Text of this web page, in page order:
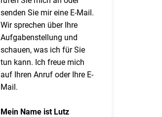
senden Sie mir eine E-Mail.
Wir sprechen über Ihre
Aufgabenstellung und
schauen, was ich für Sie
tun kann. Ich freue mich
auf Ihren Anruf oder Ihre E-
Mail.
Mein Name ist Lutz